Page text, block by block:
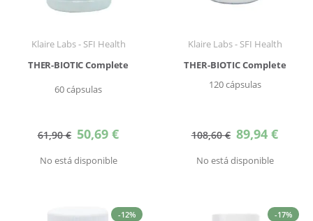
Klaire Labs - SFI Health
THER-BIOTIC Complete
60 cápsulas
61,90 € Precio
especial
50,69 €
No está disponible
Klaire Labs - SFI Health
THER-BIOTIC Complete
120 cápsulas
108,60 € Precio
especial
89,94 €
No está disponible
-12% -17%